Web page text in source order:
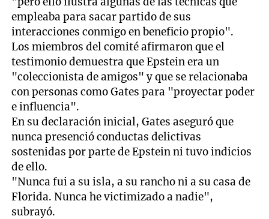
empleaba para sacar partido de sus
interacciones conmigo en beneficio propio".
Los miembros del comité afirmaron que el
testimonio demuestra que Epstein era un
"coleccionista de amigos" y que se relacionaba
con personas como Gates para "proyectar poder
e influencia".
En su declaración inicial, Gates aseguró que
nunca presenció conductas delictivas
sostenidas por parte de Epstein ni tuvo indicios
de ello.
"Nunca fui a su isla, a su rancho ni a su casa de
Florida. Nunca he victimizado a nadie",
subrayó.